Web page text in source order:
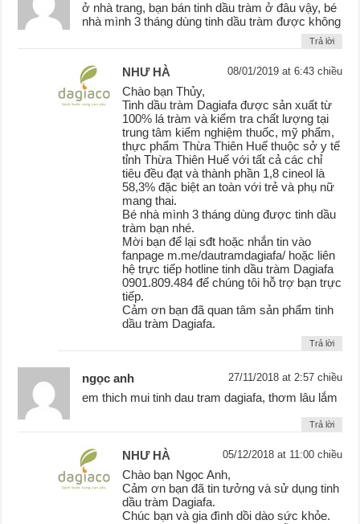
ở nhà trang, bạn bán tinh dầu tràm ở đâu vậy, bé
nhà mình 3 tháng dùng tinh dầu tràm được không
Trả lời
NHƯ HÀ 08/01/2019 at 6:43 chiều
Chào bạn Thủy,
Tinh dầu tràm Dagiafa được sản xuất từ
100% lá tràm và kiểm tra chất lượng tại
trung tâm kiểm nghiệm thuốc, mỹ phẩm,
thực phẩm Thừa Thiên Huế thuộc sở y tế
tỉnh Thừa Thiên Huế với tất cả các chỉ
tiêu đều đạt và thành phần 1,8 cineol là
58,3% đặc biệt an toàn với trẻ và phụ nữ
mang thai.
Bé nhà mình 3 tháng dùng được tinh dầu
tràm bạn nhé.
Mời bạn để lại sđt hoặc nhắn tin vào
fanpage m.me/dautramdagiafa/ hoặc liên
hệ trực tiếp hotline tinh dầu tràm Dagiafa
0901.809.484 để chúng tôi hỗ trợ bạn trực
tiếp.
Cảm ơn bạn đã quan tâm sản phẩm tinh
dầu tràm Dagiafa.
Trả lời
ngọc anh 27/11/2018 at 2:57 chiều
em thich mui tinh dau tram dagiafa, thơm lâu lắm
Trả lời
NHƯ HÀ 05/12/2018 at 11:00 chiều
Chào bạn Ngọc Anh,
Cảm ơn bạn đã tin tưởng và sử dụng tinh
dầu tràm Dagiafa.
Chúc bạn và gia đình dồi dào sức khỏe.